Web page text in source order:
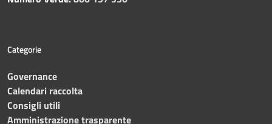
Categorie
Governance
Calendari raccolta
Consigli utili
Amministrazione trasparente